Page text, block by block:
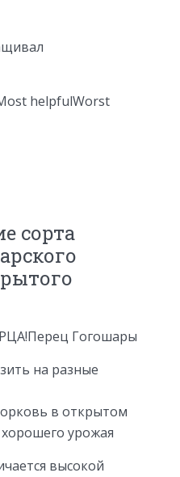
helpfulWorst
сорта
Перец Гогошары
на разные
в открытом
хорошего урожая
высокой